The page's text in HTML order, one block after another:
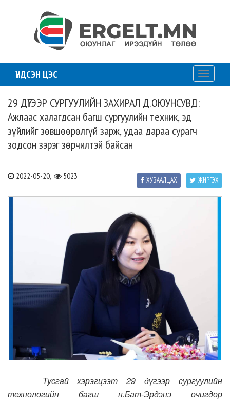
ҮНДСЭН ЦЭС
Toggle
29 ДҮГЭЭР СУРГУУЛИЙН ЗАХИРАЛ Д.ОЮУНСУВД:
Ажлаас халагдсан багш сургуулийн техник, эд
зүйлийг зөвшөөрөлгүй зарж, удаа дараа сурагч
зодсон зэрэг зөрчилтэй байсан
2022-05-20, 5023 ЖИРГЭХ
ХУВААЛЦАХ
Тусгай хэрэгцээт 29 дүгээр сургуулийн
технологийн багш н.Бат-Эрдэнэ өчигдөр